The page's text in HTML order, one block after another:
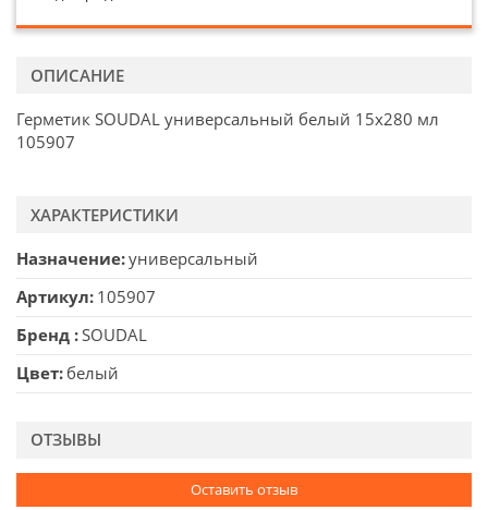
ОПИСАНИЕ
Герметик SOUDAL универсальный белый 15х280 мл
105907
ХАРАКТЕРИСТИКИ
Назначение универсальный
Артикул 105907
Бренд SOUDAL
Цвет белый
ОТЗЫВЫ
Оставить отзыв